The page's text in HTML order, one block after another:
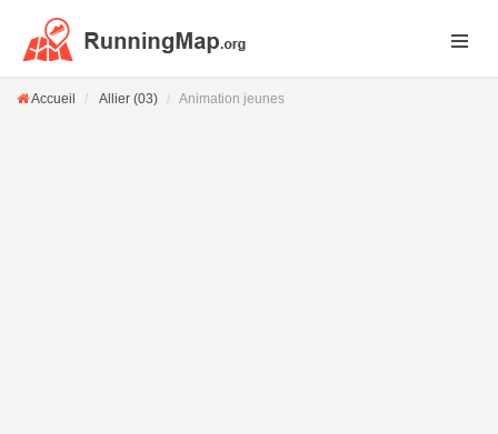
Accueil Allier (03) Animation jeunes